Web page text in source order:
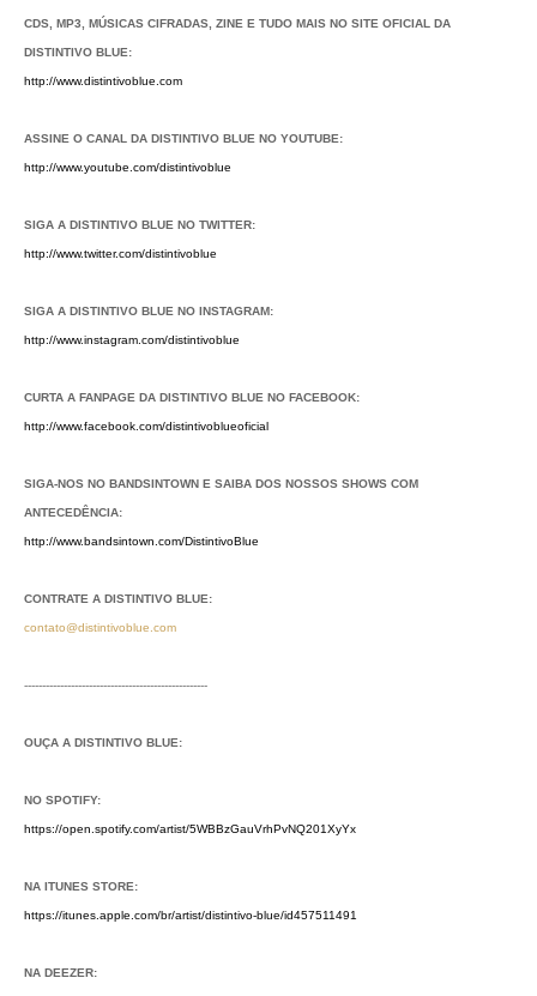
CDS, MP3, MÚSICAS CIFRADAS, ZINE E TUDO MAIS NO SITE OFICIAL DA
DISTINTIVO BLUE:
http://www.distintivoblue.com
ASSINE O CANAL DA DISTINTIVO BLUE NO YOUTUBE:
http://www.youtube.com/distintivoblue
SIGA A DISTINTIVO BLUE NO TWITTER:
http://www.twitter.com/distintivoblue
SIGA A DISTINTIVO BLUE NO INSTAGRAM:
http://www.instagram.com/distintivoblue
CURTA A FANPAGE DA DISTINTIVO BLUE NO FACEBOOK:
http://www.facebook.com/distintivoblueoficial
SIGA-NOS NO BANDSINTOWN E SAIBA DOS NOSSOS SHOWS COM
ANTECEDÊNCIA:
http://www.bandsintown.com/DistintivoBlue
CONTRATE A DISTINTIVO BLUE:
contato@distintivoblue.com
---------------------------------------------------
OUÇA A DISTINTIVO BLUE:
NO SPOTIFY:
https://open.spotify.com/artist/5WBBzGauVrhPvNQ201XyYx
NA ITUNES STORE:
https://itunes.apple.com/br/artist/distintivo-blue/id457511491
NA DEEZER: